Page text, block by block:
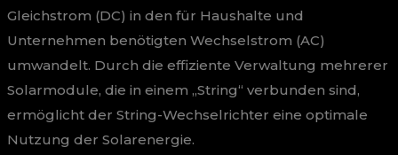
Gleichstrom (DC) in den für Haushalte und
Unternehmen benötigten Wechselstrom (AC)
umwandelt. Durch die effiziente Verwaltung mehrerer
Solarmodule, die in einem „String“ verbunden sind,
ermöglicht der String-Wechselrichter eine optimale
Nutzung der Solarenergie.